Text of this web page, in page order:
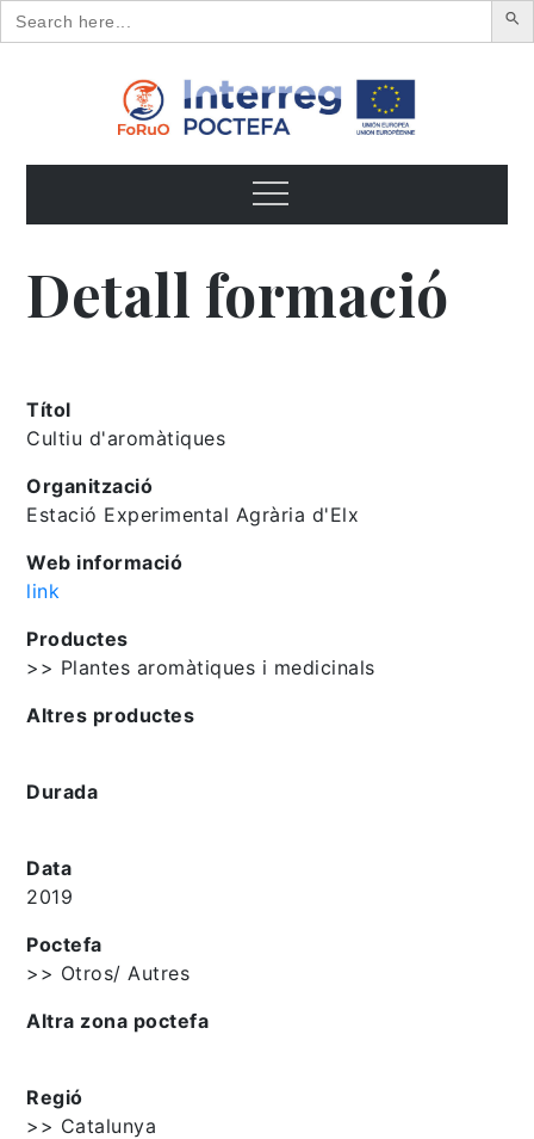
Search
for:
FoRuO
frutos
Menu
Detall formació
Títol
Cultiu d'aromàtiques
Organització
Estació Experimental Agrària d'Elx
Web informació
link
Productes
>> Plantes aromàtiques i medicinals
Altres productes
Durada
Data
2019
Poctefa
>> Otros/ Autres
Altra zona poctefa
Regió
>> Catalunya